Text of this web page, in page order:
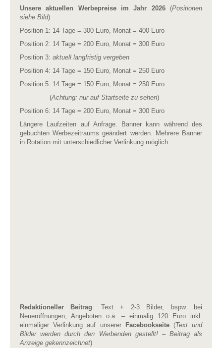
Unsere aktuellen Werbepreise im Jahr 2026(Positionen
siehe Bild)
Position 1: 14 Tage = 300 Euro, Monat = 400 Euro
Position 2: 14 Tage = 200 Euro, Monat = 300 Euro
Position 3: aktuell langfristig vergeben
Position 4: 14 Tage = 150 Euro, Monat = 250 Euro
Position 5: 14 Tage = 150 Euro, Monat = 250 Euro
(Achtung: nur auf Startseite zu sehen)
Position 6: 14 Tage = 200 Euro, Monat = 300 Euro
Längere Laufzeiten auf Anfrage. Banner kann während des
gebuchten Werbezeitraums geändert werden. Mehrere Banner
in Rotation mit unterschiedlicher Verlinkung möglich.
Redaktioneller Beitrag: Text + 2-3 Bilder, bspw. bei
Neueröffnungen, Angeboten o.ä. – einmalig 120 Euro inkl.
einmaliger Verlinkung auf unserer Facebookseite(Text und
Bilder werden durch den Werbenden gestellt! – Beitrag als
Anzeige gekennzeichnet)